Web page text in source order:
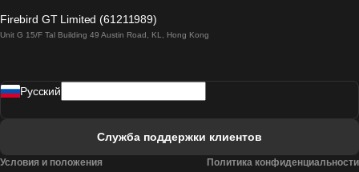
Поезд Лиссабон - Мадрид
Firebird GT Limited (61211989)
Unit G 15/F Tal Building 49 Austin Road, KL, Hong Kong
Pусский
Служба поддержки клиентов
Условия и положения Политика конфиденциальности